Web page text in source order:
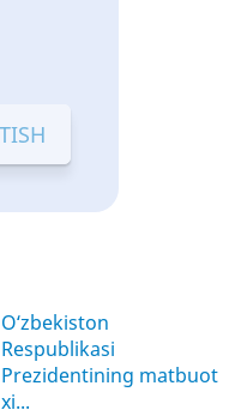
O‘zbekiston
Respublikasi
Prezidentining matbuot
xi...